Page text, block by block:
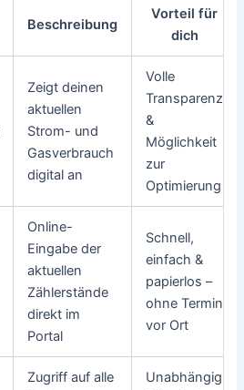
Beschreibung
Vorteil für
dich
Zeigt deinen
aktuellen
Strom- und
Gasverbrauch
digital an
Volle
Transparenz
&
Möglichkeit
zur
Optimierung
Online-
Eingabe der
aktuellen
Zählerstände
direkt im
Portal
Schnell,
einfach &
papierlos –
ohne Termin
vor Ort
Zugriff auf alle
Unabhängig